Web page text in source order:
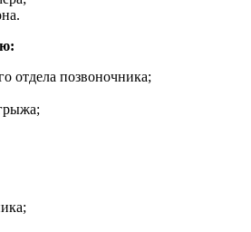
отдела позвоночника;